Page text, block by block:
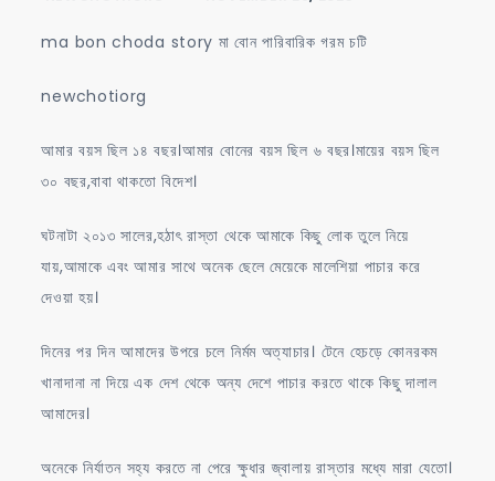
ma bon choda story মা বোন পারিবারিক গরম চটি
newchotiorg
আমার বয়স ছিল ১৪ বছর।আমার বোনের বয়স ছিল ৬ বছর।মায়ের বয়স ছিল
৩০ বছর,বাবা থাকতো বিদেশ।
ঘটনাটা ২০১৩ সালের,হঠাৎ রাস্তা থেকে আমাকে কিছু লোক তুলে নিয়ে
যায়,আমাকে এবং আমার সাথে অনেক ছেলে মেয়েকে মালেশিয়া পাচার করে
দেওয়া হয়।
দিনের পর দিন আমাদের উপরে চলে নির্মম অত্যাচার। টেনে হেচড়ে কোনরকম
খানাদানা না দিয়ে এক দেশ থেকে অন্য দেশে পাচার করতে থাকে কিছু দালাল
আমাদের।
অনেকে নির্যাতন সহ্য করতে না পেরে ক্ষুধার জ্বালায় রাস্তার মধ্যে মারা যেতো।